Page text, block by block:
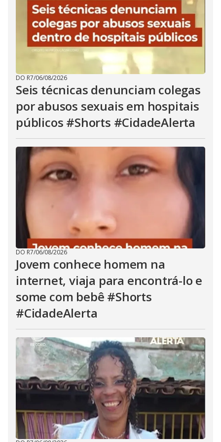
DO R7/06/08/2026
Seis técnicas denunciam colegas
por abusos sexuais em hospitais
públicos #Shorts #CidadeAlerta
DO R7/06/08/2026
Jovem conhece homem na
internet, viaja para encontrá-lo e
some com bebê #Shorts
#CidadeAlerta